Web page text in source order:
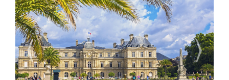
en bicicleta. A los niños les encantará una visita al Parque
Zoológico de París, situado a pocos pasos del Parque Floral, o
un día lleno de emociones en Disneyland París, que está a poca
distancia en coche. Su estancia en un camping Capfun será la
ocasión de crear recuerdos preciosos en familia, entre
naturaleza, cultura y diversión.